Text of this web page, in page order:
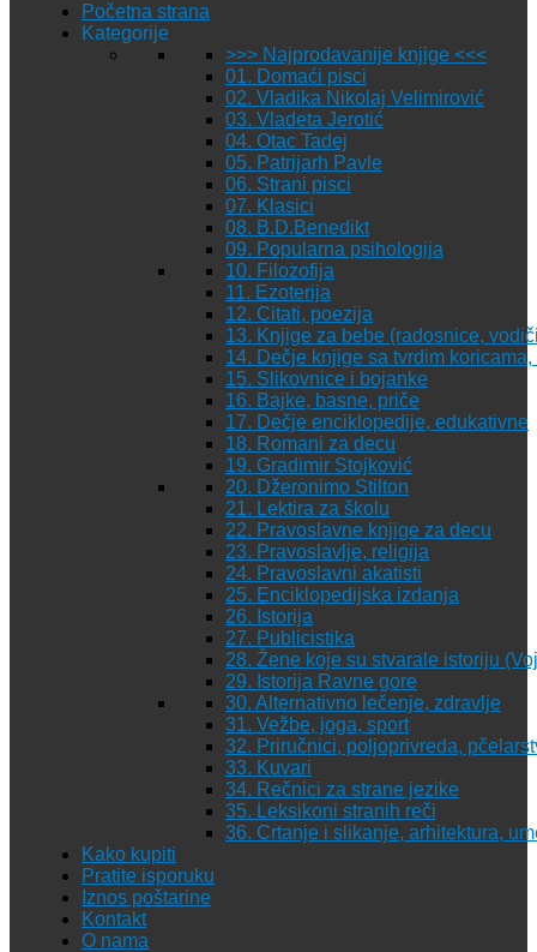
Početna strana
Kategorije
>>> Najprodavanije knjige <<<
01. Domaći pisci
02. Vladika Nikolaj Velimirović
03. Vladeta Jerotić
04. Otac Tadej
05. Patrijarh Pavle
06. Strani pisci
07. Klasici
08. B.D.Benedikt
09. Popularna psihologija
10. Filozofija
11. Ezoterija
12. Citati, poezija
13. Knjige za bebe (radosnice,
14. Dečje knjige sa tvrdim
15. Slikovnice i bojanke
16. Bajke, basne, priče
17. Dečje enciklopedije, edukativne
18. Romani za decu
19. Gradimir Stojković
20. Džeronimo Stilton
21. Lektira za školu
22. Pravoslavne knjige za decu
23. Pravoslavlje, religija
24. Pravoslavni akatisti
25. Enciklopedijska izdanja
26. Istorija
27. Publicistika
28. Žene koje su stvarale istoriju
29. Istorija Ravne gore
30. Alternativno lečenje, zdravlje
31. Vežbe, joga, sport
32. Priručnici, poljoprivreda,
33. Kuvari
34. Rečnici za strane jezike
35. Leksikoni stranih reči
36. Crtanje i slikanje, arhitektura,
Kako kupiti
Pratite isporuku
Iznos poštarine
Kontakt
O nama